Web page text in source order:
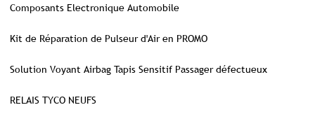
Composants Electronique Automobile
Kit de Réparation de Pulseur d'Air en PROMO
Solution Voyant Airbag Tapis Sensitif Passager défectueux
RELAIS TYCO NEUFS